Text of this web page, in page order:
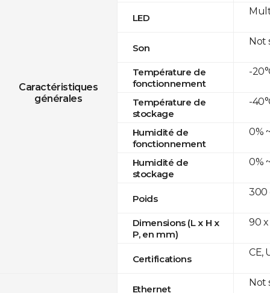
Caractéristiques
générales
LED
Son
Température de
fonctionnement
Température de
stockage
Humidité de
fonctionnement
Humidité de
stockage
Poids
Dimensions (L x H x
P, en mm)
Certifications
Ethernet
Not
-
-
0%
0%
300
90 x
CE,
Not